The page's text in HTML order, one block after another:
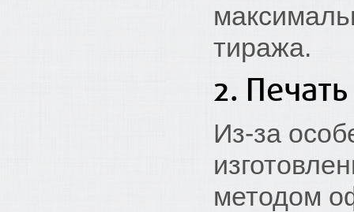
тиража.
2.
Из-за
методом